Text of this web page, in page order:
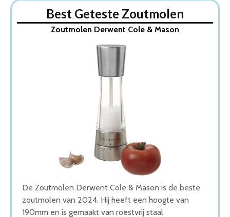
1. Zoutmolen Derwent Cole & Mason
2. Peper en Zoutmolen set
3. Luxe Peper en Zoutmolen Set
4. Peper en Zoutmolen Set RVS
5. Peugeot Paris Zoutmolen
Wat is de beste Zoutmolen van 2026
1. Beste Zoutmolen van 2026
2. Fijnste Zoutmolen van 2026
3. Goede Prijs-Kwaliteit Zoutmolen
4. Beste Budget Zoutmolen van 2026
5. Stijlvolle Zoutmolen
Best Geteste Zoutmolen
Zoutmolen Derwent Cole & Mason
De Zoutmolen Derwent Cole & Mason is de beste
zoutmolen van 2024. Hij heeft een hoogte van
190mm en is gemaakt van roestvrij staal